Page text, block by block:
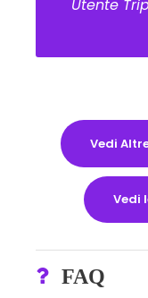
Utente
Vedi
Vedi
FAQ